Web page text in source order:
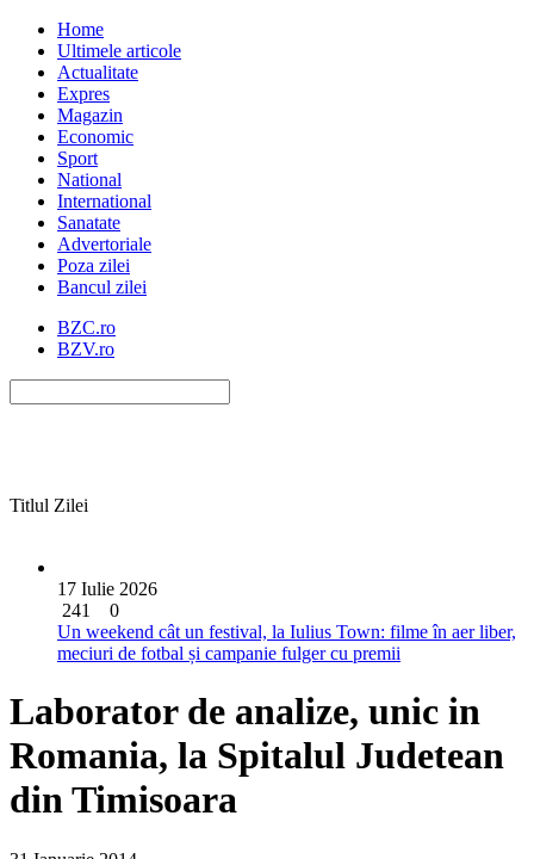
Home
Ultimele articole
Actualitate
Expres
Magazin
Economic
Sport
National
International
Sanatate
Advertoriale
Poza zilei
Bancul zilei
BZC.ro
BZV.ro
Titlul Zilei
17 Iulie 2026
241
0
Un weekend cât un festival, la Iulius Town: filme în aer liber,
meciuri de fotbal și campanie fulger cu premii
Laborator de analize, unic in
Romania, la Spitalul Judetean
din Timisoara